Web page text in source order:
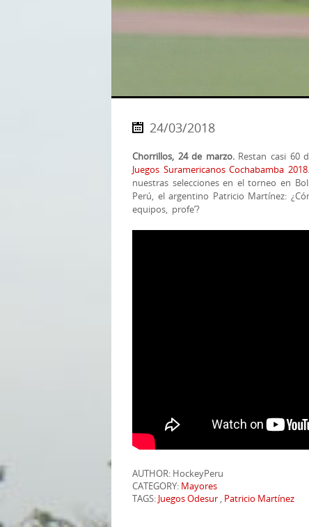
24/03/2018
Chorrillos, 24 de marzo.Restan casi 60
Juegos Suramericanos Cochabamba 2018
nuestras selecciones en el torneo en
Perú, el argentino Patricio Martínez:
equipos, profe’?
AUTHOR: HockeyPeru
CATEGORY: Mayores
TAGS: Juegos Odesur , Patricio Martínez